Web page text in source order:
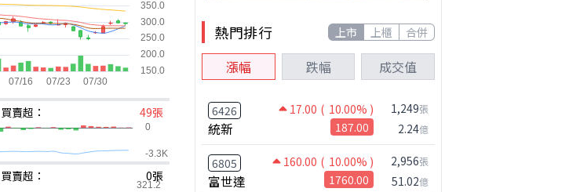
買賣超： 49張
買賣超： 0張
熱門排行 上市 上櫃 合併
漲幅 跌幅 成交值
6426 17.00 ( 10.00% )
統新 187.00
1,249張
2.24億
6805 160.00 ( 10.00% )
富世達 1760.00
2,956張
51.02億